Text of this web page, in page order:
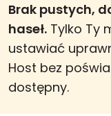
Brak pustych,
haseł. Tylko Ty
ustawiać
Host bez
dostępny.